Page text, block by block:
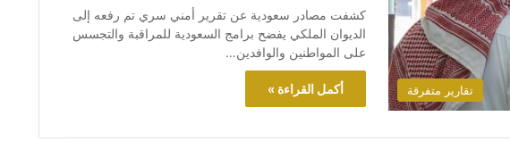
تقارير متفرقة
كشفت مصادر سعودية عن تقرير أمني سري تم رفعه إلى
الديوان الملكي يفضح برامج السعودية للمراقبة والتجسس
على المواطنين والوافدين…
أكمل القراءة »